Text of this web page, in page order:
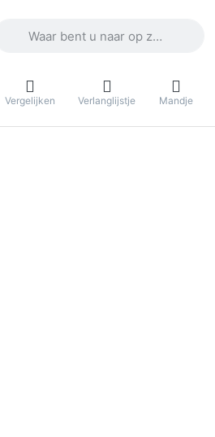
Vergelijken Verlanglijstje Mandje